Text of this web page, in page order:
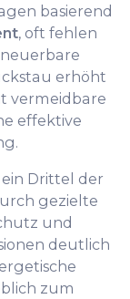
basierend
, oft fehlen
erhöht
vermeidbare
effektive
Drittel der
gezielte
und
deutlich
zum